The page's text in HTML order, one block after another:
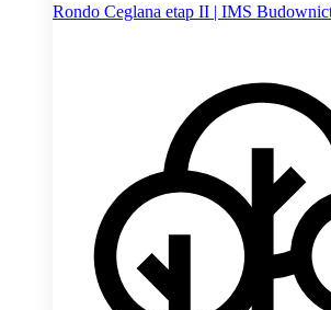
Rondo Ceglana etap II | IMS